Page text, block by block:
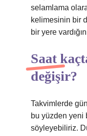
selamlama
kelimesinin bir
bir yere
Saat
değişir?
Takvimlerde
bu yüzden yeni
söyleyebiliriz.